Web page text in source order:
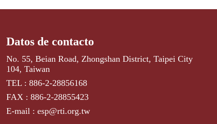
Datos de contacto
No. 55, Beian Road, Zhongshan District, Taipei City
104, Taiwan
TEL : 886-2-28856168
FAX : 886-2-28855423
E-mail : esp@rti.org.tw